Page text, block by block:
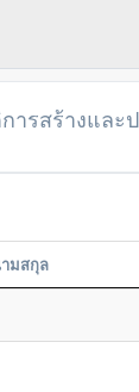
ารสร้างแล
มสกุล